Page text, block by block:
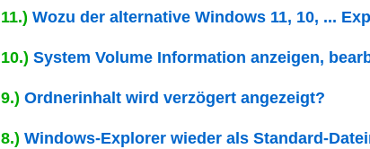
11.) Wozu der alternative Windows 11, 10, ...
10.) System Volume Information anzeigen,
9.) Ordnerinhalt wird verzögert angezeigt?
8.) Windows-Explorer wieder als Standard-